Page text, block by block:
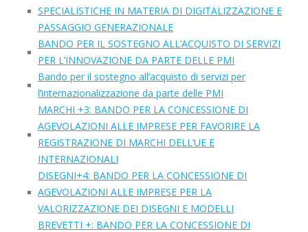
SPECIALISTICHE IN MATERIA DI DIGITALIZZAZIONE E
PASSAGGIO GENERAZIONALE
BANDO PER IL SOSTEGNO ALL’ACQUISTO DI SERVIZI
PER L’INNOVAZIONE DA PARTE DELLE PMI
Bando per il sostegno all’acquisto di servizi per
l’internazionalizzazione da parte delle PMI
MARCHI +3: BANDO PER LA CONCESSIONE DI
AGEVOLAZIONI ALLE IMPRESE PER FAVORIRE LA
REGISTRAZIONE DI MARCHI DELL’UE E
INTERNAZIONALI
DISEGNI+4: BANDO PER LA CONCESSIONE DI
AGEVOLAZIONI ALLE IMPRESE PER LA
VALORIZZAZIONE DEI DISEGNI E MODELLI
BREVETTI +: BANDO PER LA CONCESSIONE DI